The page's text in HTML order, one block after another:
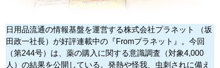
日用品流通の情報基盤を運営する株式会社プラネット （坂
田政一社長）が好評連載中の『Fromプラネット』。今回
（第244号）は、薬の購入に関する意識調査（対象4,000
人）の結果を公開している。発熱や怪我、虫刺されに備え